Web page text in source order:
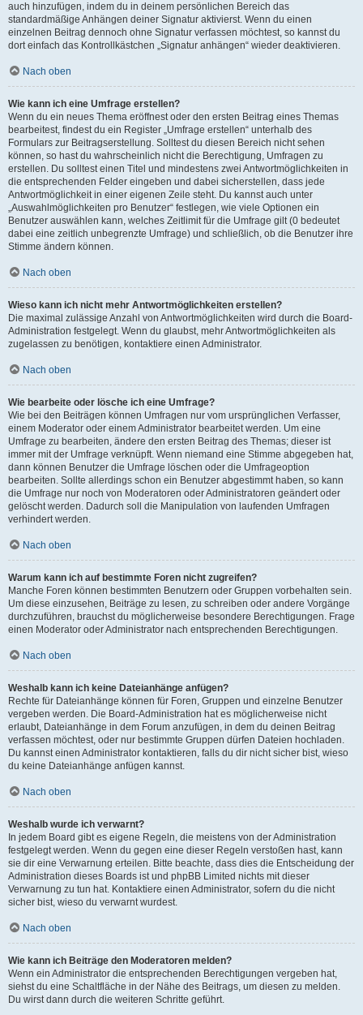
auch hinzufügen, indem du in deinem persönlichen Bereich das
standardmäßige Anhängen deiner Signatur aktivierst. Wenn du einen
einzelnen Beitrag dennoch ohne Signatur verfassen möchtest, so kannst du
dort einfach das Kontrollkästchen „Signatur anhängen“ wieder deaktivieren.
Nach oben
Wie kann ich eine Umfrage erstellen?
Wenn du ein neues Thema eröffnest oder den ersten Beitrag eines Themas
bearbeitest, findest du ein Register „Umfrage erstellen“ unterhalb des
Formulars zur Beitragserstellung. Solltest du diesen Bereich nicht sehen
können, so hast du wahrscheinlich nicht die Berechtigung, Umfragen zu
erstellen. Du solltest einen Titel und mindestens zwei Antwortmöglichkeiten in
die entsprechenden Felder eingeben und dabei sicherstellen, dass jede
Antwortmöglichkeit in einer eigenen Zeile steht. Du kannst auch unter
„Auswahlmöglichkeiten pro Benutzer“ festlegen, wie viele Optionen ein
Benutzer auswählen kann, welches Zeitlimit für die Umfrage gilt (0 bedeutet
dabei eine zeitlich unbegrenzte Umfrage) und schließlich, ob die Benutzer ihre
Stimme ändern können.
Nach oben
Wieso kann ich nicht mehr Antwortmöglichkeiten erstellen?
Die maximal zulässige Anzahl von Antwortmöglichkeiten wird durch die Board-
Administration festgelegt. Wenn du glaubst, mehr Antwortmöglichkeiten als
zugelassen zu benötigen, kontaktiere einen Administrator.
Nach oben
Wie bearbeite oder lösche ich eine Umfrage?
Wie bei den Beiträgen können Umfragen nur vom ursprünglichen Verfasser,
einem Moderator oder einem Administrator bearbeitet werden. Um eine
Umfrage zu bearbeiten, ändere den ersten Beitrag des Themas; dieser ist
immer mit der Umfrage verknüpft. Wenn niemand eine Stimme abgegeben hat,
dann können Benutzer die Umfrage löschen oder die Umfrageoption
bearbeiten. Sollte allerdings schon ein Benutzer abgestimmt haben, so kann
die Umfrage nur noch von Moderatoren oder Administratoren geändert oder
gelöscht werden. Dadurch soll die Manipulation von laufenden Umfragen
verhindert werden.
Nach oben
Warum kann ich auf bestimmte Foren nicht zugreifen?
Manche Foren können bestimmten Benutzern oder Gruppen vorbehalten sein.
Um diese einzusehen, Beiträge zu lesen, zu schreiben oder andere Vorgänge
durchzuführen, brauchst du möglicherweise besondere Berechtigungen. Frage
einen Moderator oder Administrator nach entsprechenden Berechtigungen.
Nach oben
Weshalb kann ich keine Dateianhänge anfügen?
Rechte für Dateianhänge können für Foren, Gruppen und einzelne Benutzer
vergeben werden. Die Board-Administration hat es möglicherweise nicht
erlaubt, Dateianhänge in dem Forum anzufügen, in dem du deinen Beitrag
verfassen möchtest, oder nur bestimmte Gruppen dürfen Dateien hochladen.
Du kannst einen Administrator kontaktieren, falls du dir nicht sicher bist, wieso
du keine Dateianhänge anfügen kannst.
Nach oben
Weshalb wurde ich verwarnt?
In jedem Board gibt es eigene Regeln, die meistens von der Administration
festgelegt werden. Wenn du gegen eine dieser Regeln verstoßen hast, kann
sie dir eine Verwarnung erteilen. Bitte beachte, dass dies die Entscheidung der
Administration dieses Boards ist und phpBB Limited nichts mit dieser
Verwarnung zu tun hat. Kontaktiere einen Administrator, sofern du die nicht
sicher bist, wieso du verwarnt wurdest.
Nach oben
Wie kann ich Beiträge den Moderatoren melden?
Wenn ein Administrator die entsprechenden Berechtigungen vergeben hat,
siehst du eine Schaltfläche in der Nähe des Beitrags, um diesen zu melden.
Du wirst dann durch die weiteren Schritte geführt.